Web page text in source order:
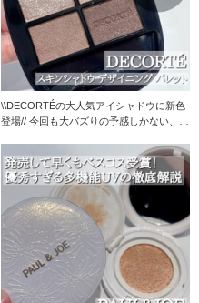
\\DECORTÉの大人気アイシャドウに新色
登場// 今回も大バズりの予感しかない、D